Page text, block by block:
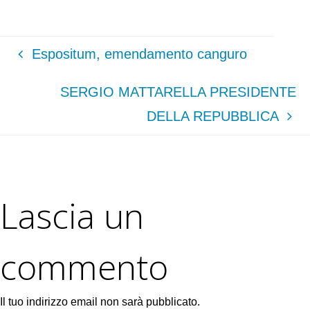
Espositum, emendamento canguro
SERGIO MATTARELLA PRESIDENTE
DELLA REPUBBLICA
Lascia un
commento
Il tuo indirizzo email non sarà pubblicato.